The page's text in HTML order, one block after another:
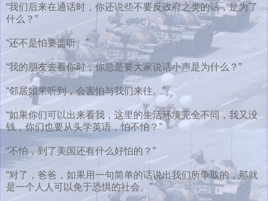
“我们后来在通话时，你还说些不要反政府之类的话，是为了
什么？”
“还不是怕要监听。”
“我的朋友去看你时，你总是要大家说话小声是为什么？”
“邻居如果听到，会害怕与我们来往。”
“如果你们可以出来看我，这里的生活环境完全不同，我又没
钱，你们也要从头学英语，怕不怕？”
“不怕，到了美国还有什么好怕的？”
“对了，爸爸，如果用一句简单的话说出我们所争取的，那就
是一个人人可以免于恐惧的社会。”